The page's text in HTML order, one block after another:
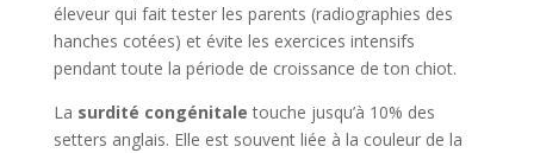
éleveur qui fait tester les parents (radiographies des
hanches cotées) et évite les exercices intensifs
pendant toute la période de croissance de ton chiot.
La surdité congénitale touche jusqu’à 10% des
setters anglais. Elle est souvent liée à la couleur de la